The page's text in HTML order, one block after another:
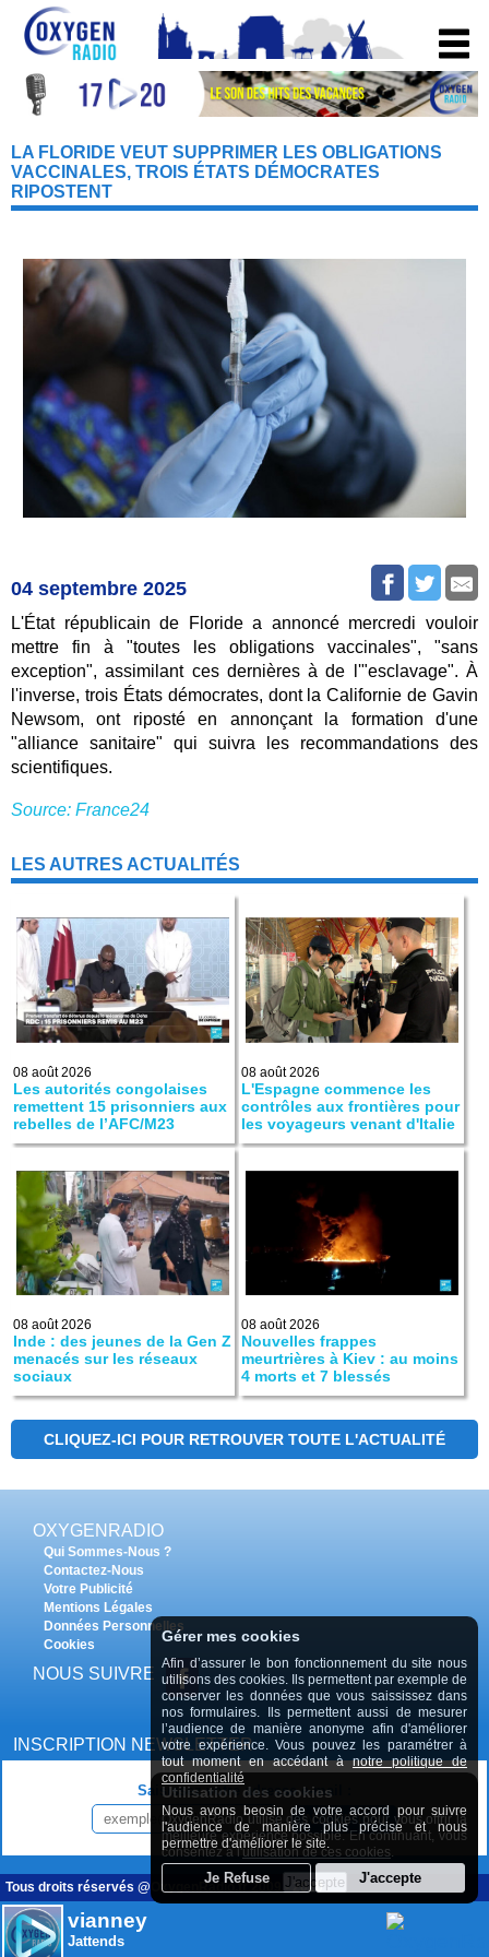
LA FLORIDE VEUT SUPPRIMER LES OBLIGATIONS
VACCINALES, TROIS ÉTATS DÉMOCRATES
RIPOSTENT
04 septembre 2025
L'État républicain de Floride a annoncé mercredi vouloir
mettre fin à "toutes les obligations vaccinales", "sans
exception", assimilant ces dernières à de l'"esclavage". À
l'inverse, trois États démocrates, dont la Californie de Gavin
Newsom, ont riposté en annonçant la formation d'une
"alliance sanitaire" qui suivra les recommandations des
scientifiques.
Source: France24
LES AUTRES ACTUALITÉS
08 août 2026
Les autorités congolaises
remettent 15 prisonniers aux
rebelles de l’AFC/M23
08 août 2026
L'Espagne commence les
contrôles aux frontières pour
les voyageurs venant d'Italie
08 août 2026
Inde : des jeunes de la Gen Z
menacés sur les réseaux
sociaux
08 août 2026
Nouvelles frappes
meurtrières à Kiev : au moins
4 morts et 7 blessés
CLIQUEZ-ICI POUR RETROUVER TOUTE L'ACTUALITÉ
vianney
Jattends
OXYGENRADIO
Qui Sommes-Nous ?
Contactez-Nous
Votre Publicité
Mentions Légales
Données Personnelles
Cookies
NOUS SUIVRE
INSCRIPTION NEWSLETTER
Saisissez votre adresse e-mail :
INSCRIPTION
Tous droits réservés @OxygenRadio.fr 2009 - 2020
Utilisation des cookies
OxygenRadio utilise des cookies pour vous offrir la
meilleure expérience possible. En continuant, vous
consentez à l'utilisation de ces cookies.
Gérer mes cookies
Afin d’assurer le bon fonctionnement du site nous
utilisons des cookies. Ils permettent par exemple de
conserver les données que vous saississez dans
nos formulaires. Ils permettent aussi de mesurer
l’audience de manière anonyme afin d'améliorer
votre expérience. Vous pouvez les paramétrer à
tout moment en accédant ànotre politique de
confidentialité
Nous avons beosin de votre accord pour suivre
l'audience de manière plus précise et nous
permettre d'améliorer le site.